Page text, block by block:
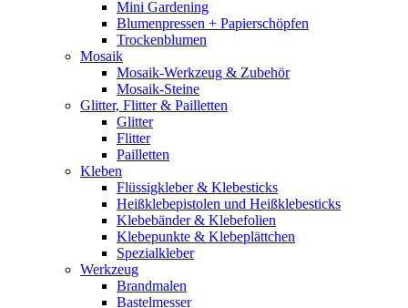
Mini Gardening
Blumenpressen + Papierschöpfen
Trockenblumen
Mosaik
Mosaik-Werkzeug & Zubehör
Mosaik-Steine
Glitter, Flitter & Pailletten
Glitter
Flitter
Pailletten
Kleben
Flüssigkleber & Klebesticks
Heißklebepistolen und Heißklebesticks
Klebebänder & Klebefolien
Klebepunkte & Klebeplättchen
Spezialkleber
Werkzeug
Brandmalen
Bastelmesser